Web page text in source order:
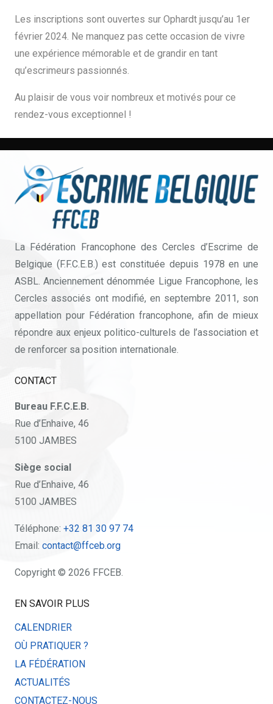
Les inscriptions sont ouvertes sur Ophardt jusqu’au 1er
février 2024. Ne manquez pas cette occasion de vivre
une expérience mémorable et de grandir en tant
qu’escrimeurs passionnés.
Au plaisir de vous voir nombreux et motivés pour ce
rendez-vous exceptionnel !
La Fédération Francophone des Cercles d’Escrime de
Belgique (F.F.C.E.B.) est constituée depuis 1978 en une
ASBL. Anciennement dénommée Ligue Francophone, les
Cercles associés ont modifié, en septembre 2011, son
appellation pour Fédération francophone, afin de mieux
répondre aux enjeux politico-culturels de l’association et
de renforcer sa position internationale.
CONTACT
Bureau F.F.C.E.B.
Rue d’Enhaive, 46
5100 JAMBES
Siège social
Rue d’Enhaive, 46
5100 JAMBES
Téléphone: +32 81 30 97 74
Email: contact@ffceb.org
Copyright © 2026 FFCEB.
EN SAVOIR PLUS
CALENDRIER
OÙ PRATIQUER ?
LA FÉDÉRATION
ACTUALITÉS
CONTACTEZ-NOUS